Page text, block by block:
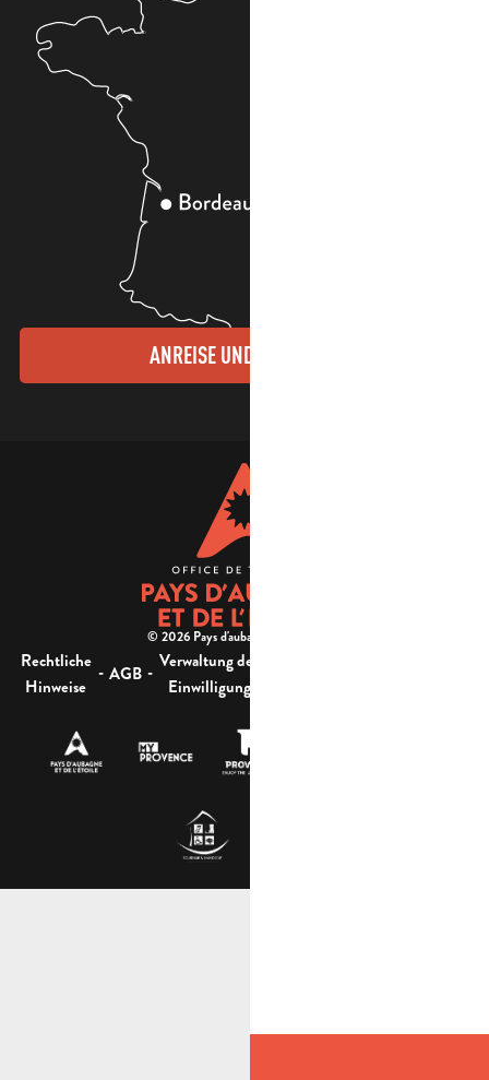
ANREISE UND KONTAKTE
© 2026 Pays d'aubagne et de l'étoile -
Rechtliche
Hinweise
- AGB - Verwaltung der
Einwilligung